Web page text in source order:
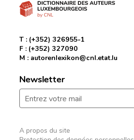
T : (+352) 326955-1
F : (+352) 327090
M : autorenlexikon@cnl.etat.lu
Newsletter
A propos du site